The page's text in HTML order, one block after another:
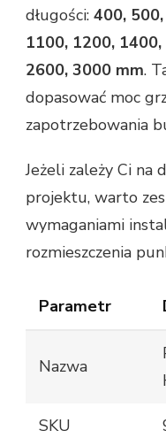
długości: 400,
1100, 1200,
2600, 3000 mm.
dopasować moc
zapotrzebowania
Jeżeli zależy Ci na
projektu, warto
wymaganiami
rozmieszczenia
Parametr
Nazwa
SKU